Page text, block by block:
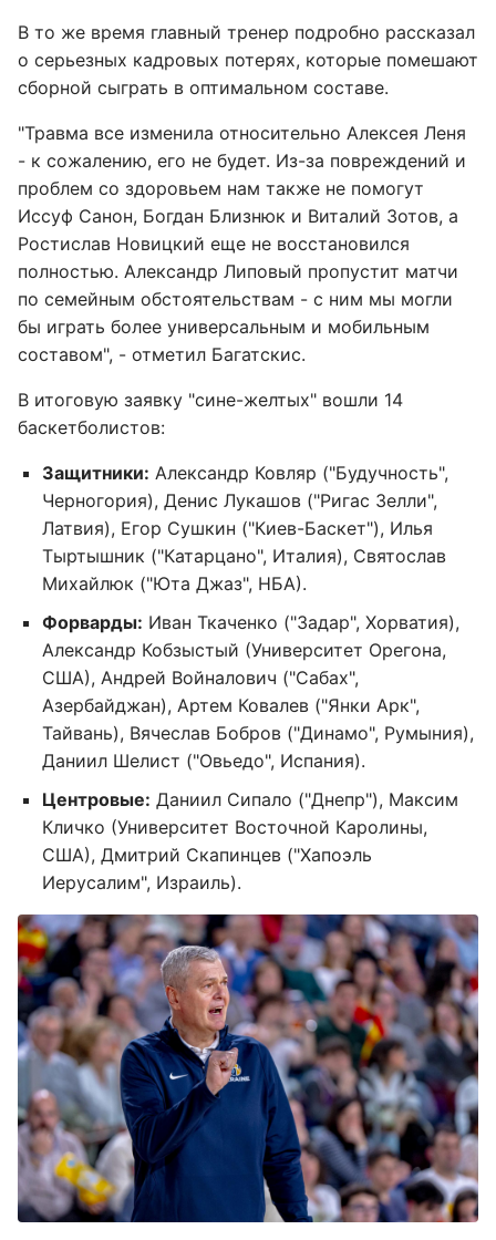
В то же время главный тренер подробно рассказал
о серьезных кадровых потерях, которые помешают
сборной сыграть в оптимальном составе.
"Травма все изменила относительно Алексея Леня
- к сожалению, его не будет. Из-за повреждений и
проблем со здоровьем нам также не помогут
Иссуф Санон, Богдан Близнюк и Виталий Зотов, а
Ростислав Новицкий еще не восстановился
полностью. Александр Липовый пропустит матчи
по семейным обстоятельствам - с ним мы могли
бы играть более универсальным и мобильным
составом", - отметил Багатскис.
В итоговую заявку "сине-желтых" вошли 14
баскетболистов:
Защитники: Александр Ковляр ("Будучность",
Черногория), Денис Лукашов ("Ригас Зелли",
Латвия), Егор Сушкин ("Киев-Баскет"), Илья
Тыртышник ("Катарцано", Италия), Святослав
Михайлюк ("Юта Джаз", НБА).
Форварды: Иван Ткаченко ("Задар", Хорватия),
Александр Кобзыстый (Университет Орегона,
США), Андрей Войналович ("Сабах",
Азербайджан), Артем Ковалев ("Янки Арк",
Тайвань), Вячеслав Бобров ("Динамо", Румыния),
Даниил Шелист ("Овьедо", Испания).
Центровые: Даниил Сипало ("Днепр"), Максим
Кличко (Университет Восточной Каролины,
США), Дмитрий Скапинцев ("Хапоэль
Иерусалим", Израиль).